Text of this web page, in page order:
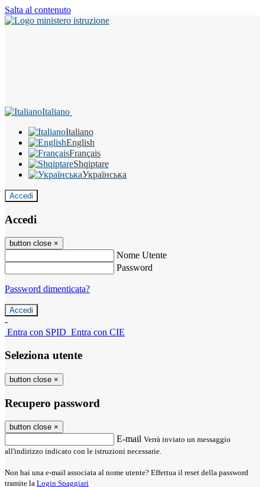
Salta al contenuto
Italiano
Italiano
English
Français
Shqiptare
Українська
Accedi
Accedi
button close ×
Nome Utente
Password
Password dimenticata?
-
Entra con SPID Entra con CIE
Seleziona utente
button close ×
Recupero password
button close ×
E-mail Verrà inviato un messaggio
all'indirizzo indicato con le istruzioni necessarie.
Non hai una e-mail associata al nome utente? Effettua il reset della password
tramite la Login Spaggiari